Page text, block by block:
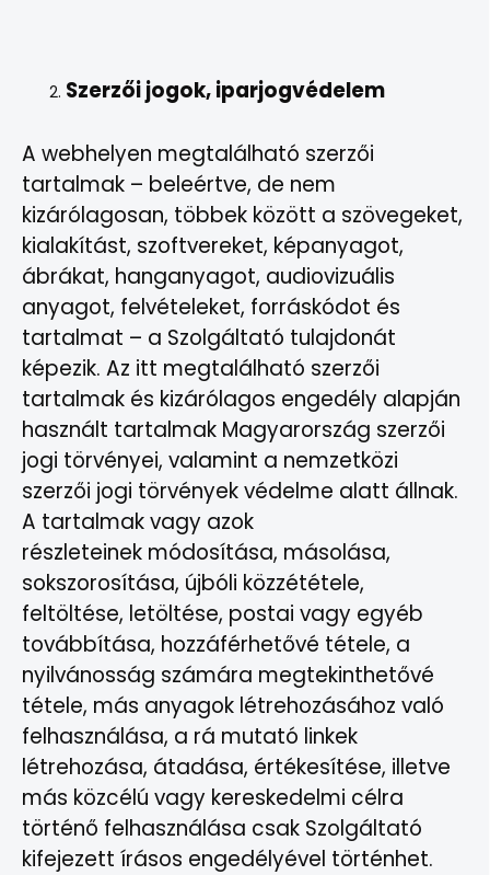
Szerzői jogok, iparjogvédelem
A webhelyen megtalálható szerzői
tartalmak – beleértve, de nem
kizárólagosan, többek között a szövegeket,
kialakítást, szoftvereket, képanyagot,
ábrákat, hanganyagot, audiovizuális
anyagot, felvételeket, forráskódot és
tartalmat – a Szolgáltató tulajdonát
képezik. Az itt megtalálható szerzői
tartalmak és kizárólagos engedély alapján
használt tartalmak Magyarország szerzői
jogi törvényei, valamint a nemzetközi
szerzői jogi törvények védelme alatt állnak.
A tartalmak vagy azok
részleteinek módosítása, másolása,
sokszorosítása, újbóli közzététele,
feltöltése, letöltése, postai vagy egyéb
továbbítása, hozzáférhetővé tétele, a
nyilvánosság számára megtekinthetővé
tétele, más anyagok létrehozásához való
felhasználása, a rá mutató linkek
létrehozása, átadása, értékesítése, illetve
más közcélú vagy kereskedelmi célra
történő felhasználása csak Szolgáltató
kifejezett írásos engedélyével történhet.